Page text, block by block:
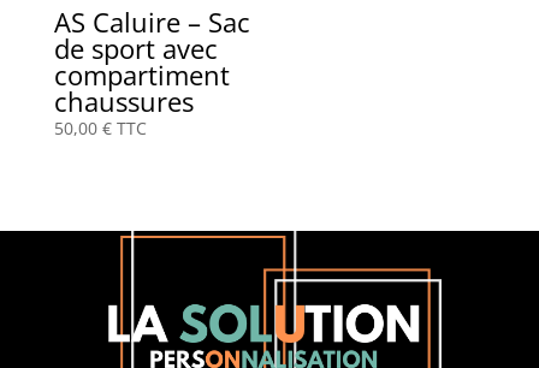
AS Caluire – Sac
de sport avec
compartiment
chaussures
50,00 € TTC